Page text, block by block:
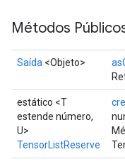
Métodos
Saída <Objeto>
estático <T
estende número,
U>
TensorListReserve